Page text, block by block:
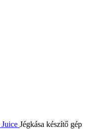
Juice Jégkása készítő gép